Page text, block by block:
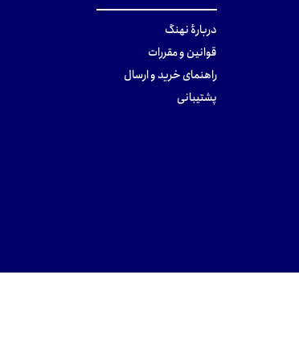
دربارهٔ نهنگ
قوانین و مقررات
راهنمای خرید و ارسال
پشتیبانی